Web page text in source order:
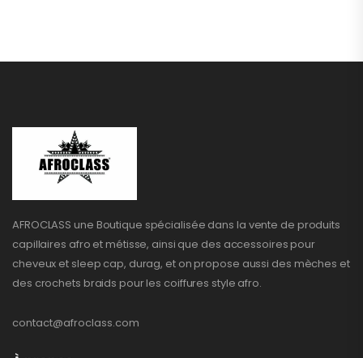
AFROCLASS une Boutique spécialisée dans la vente de produits
capillaires afro et métisse, ainsi que des accessoires pour
cheveux et sleep cap, durag, et on propose aussi des mèches et
des crochets braids pour les coiffures style afro.
contact@afroclass.com